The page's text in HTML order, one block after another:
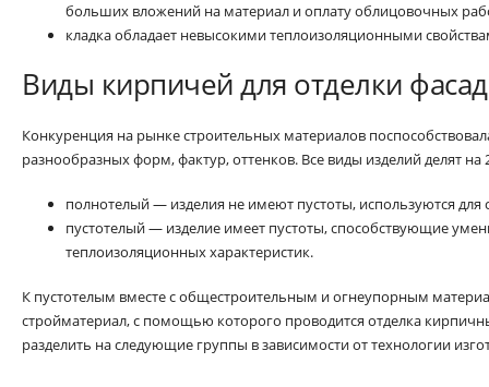
больших вложений на материал и оплату облицовочных
кладка обладает невысокими теплоизоляционными
Виды кирпичей для отделки
Конкуренция на рынке строительных материалов
разнообразных форм, фактур, оттенков. Все виды изделий делят
полнотелый — изделия не имеют пустоты, используются для
пустотелый — изделие имеет пустоты, способствующие
теплоизоляционных характеристик.
К пустотелым вместе с общестроительным и огнеупорным
стройматериал, с помощью которого проводится отделка
разделить на следующие группы в зависимости от технологии